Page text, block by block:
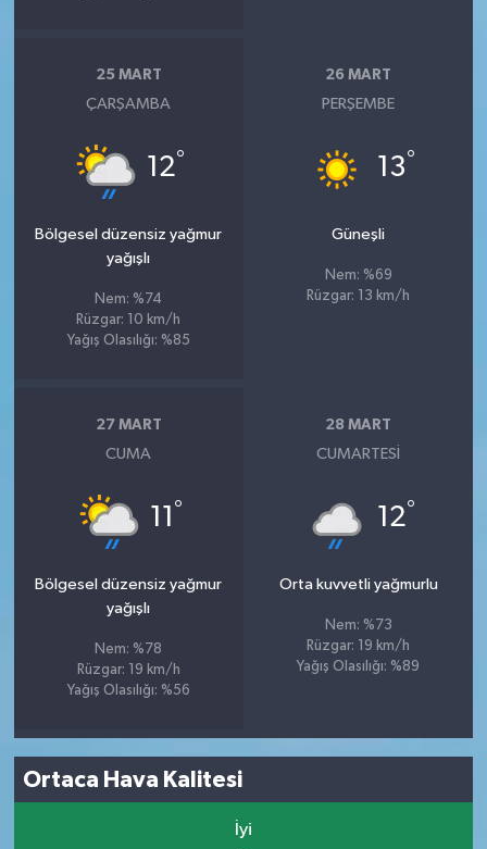
25 MART
ÇARŞAMBA
12°
Bölgesel düzensiz yağmur
yağışlı
Nem: %74
Rüzgar: 10 km/h
Yağış Olasılığı: %85
26 MART
PERŞEMBE
13°
Güneşli
Nem: %69
Rüzgar: 13 km/h
27 MART
CUMA
11 °
Bölgesel düzensiz yağmur
yağışlı
Nem: %78
Rüzgar: 19 km/h
Yağış Olasılığı: %56
28 MART
CUMARTESI
12°
Orta kuvvetli yağmurlu
Nem: %73
Rüzgar: 19 km/h
Yağış Olasılığı: %89
Ortaca Hava Kalitesi
İyi